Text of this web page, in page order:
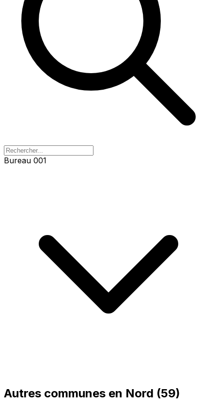
Bureau 001
Autres communes en Nord (59)